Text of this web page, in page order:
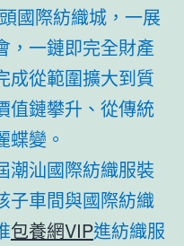
國際紡織城，一展
，一鏈即完全財產
成從範圍擴大到質
值鏈攀升、從傳統
蝶變。
潮汕國際紡織服裝
子車間與國際紡織
包養網VIP進紡織服